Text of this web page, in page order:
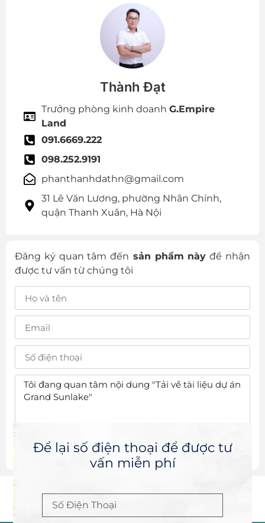
Thành Đạt
Trưởng phòng kinh doanh G.Empire
Land
091.6669.222
098.252.9191
phanthanhdathn@gmail.com
31 Lê Văn Lương, phường Nhân Chính,
quận Thanh Xuân, Hà Nội
Đăng ký quan tâm đến sản phẩm này để nhận
được tư vấn từ chúng tôi
ĐĂNG KÝ
Để lại số điện thoại để được tư
vấn miễn phí